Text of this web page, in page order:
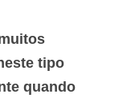
tipo
quando